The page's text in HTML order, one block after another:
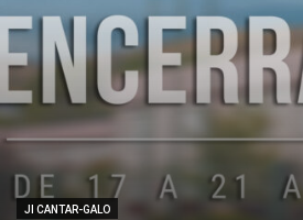
JI CANTAR-GALO